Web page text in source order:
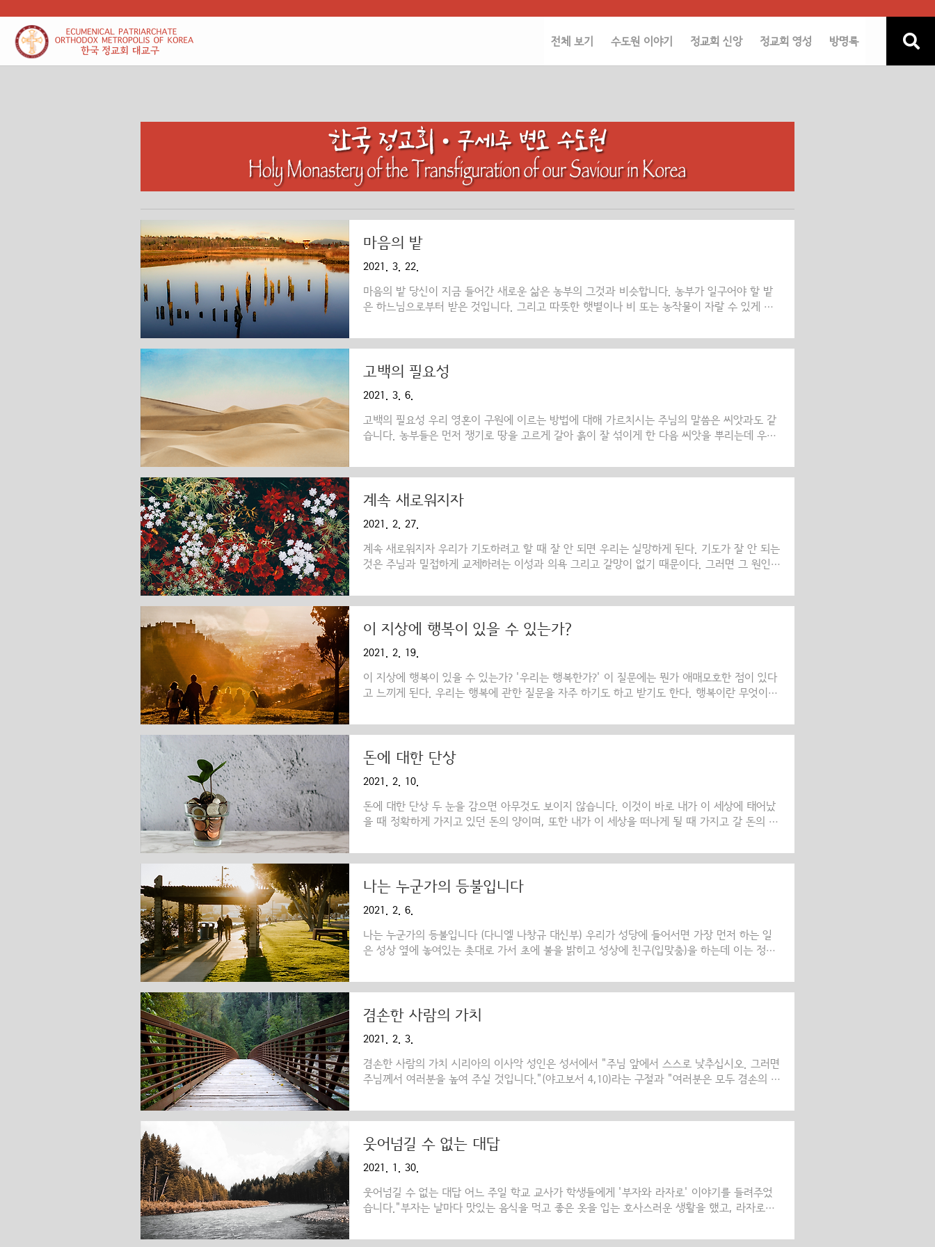
전체 보기 수도원 이야기 정교회 신앙 정교회 영성 방명록
마음의 밭
2021. 3. 22.
마음의 밭 당신이 지금 들어간 새로운 삶은 농부의 그것과 비슷합니다. 농부가 일구어야 할 밭
은 하느님으로부터 받은 것입니다. 그리고 따뜻한 햇볕이나 비 또는 농작물이 자랄 수 있게 하
수확을 얻고자 한다면 끊임없이 잡초를 뽑고 물을 주고 밭을 일구어야 합니다. 그렇게 하지 않
될 것입니다. 농부는 하던 일을 멈추지 말아야 합니다. 그리고 주의를 기울여 예기치 못한 재난
달려 있습니다. 우리가 끊임없이 밤을 새워 가며 돌보아야 할 책임을 ..
고백의 필요성
2021. 3. 6.
고백의 필요성 우리 영혼이 구원에 이르는 방법에 대해 가르치시는 주님의 말씀은 씨앗과도 같
습니다. 농부들은 먼저 쟁기로 땅을 고르게 갈아 흙이 잘 섞이게 한 다음 씨앗을 뿌리는데 우리
에 자신을 갈고닦아 준비시켜야 합니다. 이렇게 해야 말씀이 우리 안에서 잘 자랄 수 있기 때문
인 데 반해서 우리는 스스로 자신을 쟁기로 갈고 흙도 고르고 씨도 뿌릴 수 있는 능동적이고 이
"온 유다 지방과 예루살렘에 사는 모든 사람이 요한에게 와서 죄를 고..
계속 새로워지자
2021. 2. 27.
계속 새로워지자 우리가 기도하려고 할 때 잘 안 되면 우리는 실망하게 된다. 기도가 잘 안 되는
것은 주님과 밀접하게 교제하려는 이성과 의욕 그리고 갈망이 없기 때문이다. 그러면 그 원인은
가 힘들지 않고 뜨겁게 나오려면 거기에는 몇 가지의 전제 조건이 필요하게 된다. 우리의 영적
음에는 성서와 유익한 종교 서적으로 계속 불어넣어 주는 생기가 필요하며, 자기 성찰과 묵상과
한 자신을 단련하며 허황한 생각과 탐욕을 제거하고 믿음을 지켜야..
이 지상에 행복이 있을 수 있는가?
2021. 2. 19.
이 지상에 행복이 있을 수 있는가? '우리는 행복한가?' 이 질문에는 뭔가 애매모호한 점이 있다
고 느끼게 된다. 우리는 행복에 관한 질문을 자주 하기도 하고 받기도 한다. 행복이란 무엇이
문은 애매모호할 수밖에 없다. 돈이 많은 것이 행복일까? 호강하며 잘 지내는 것이 행복일까?
건강해야 있는 것인가? 이 외에도 여러 가지 많은 행복의 조건들이 제기될 수 있을 것이다. 그
있다면, 아플 때는 행복이 없을 것이다. 사랑하는 사람하고 같..
돈에 대한 단상
2021. 2. 10.
돈에 대한 단상 두 눈을 감으면 아무것도 보이지 않습니다. 이것이 바로 내가 이 세상에 태어났
을 때 정확하게 가지고 있던 돈의 양이며, 또한 내가 이 세상을 떠나게 될 때 가지고 갈 돈의 양
롭게 쓰라고 하느님께서 주신 선물들입니다. 모든 악의 뿌리라고 불리는 돈은 가장 먼저 하느님
로소 죄에서 벗어나 새롭게 될 수 있습니다. 하느님께서는 우리가 주기를(to give) 원하십니다.
처럼 주는 행위 또한 마찬가지입니다. 주님께서는 '너..
나는 누군가의 등불입니다
2021. 2. 6.
나는 누군가의 등불입니다 (다니엘 나창규 대신부) 우리가 성당에 들어서면 가장 먼저 하는 일
은 성상 옆에 놓여있는 촛대로 가서 초에 불을 밝히고 성상에 친구(입맞춤)을 하는데 이는 정교
중요합니다. 또한, 매년 부활절에 행해지는 예식에서도 나타나듯이 주님의 부활을 알리는 첫
작됩니다. 그리고 신도들은 성가를 부르며 성당 밖으로 나가서 어두운 세상을 촛불로 밝히는 뜻
었습니다. 맨 앞쪽에서 얼마를 걷다가 이 소녀는 우연히 뒤를 돌아다보고는..
겸손한 사람의 가치
2021. 2. 3.
겸손한 사람의 가치 시리아의 이사악 성인은 성서에서 "주님 앞에서 스스로 낮추십시오. 그러면
주님께서 여러분을 높여 주실 것입니다."(야고보서 4,10)라는 구절과 "여러분은 모두 겸손의 옷
십니다."(베드로 전 5,5)라는 구절에서 영감을 받아 다음과 같이 말했습니다. "그 누구도 겸손
을 사랑하며, 모든 사람도 마찬가지입니다. 겸손한 사람은 모든 사람을 사랑하며 모두가 겸손한
말 한마디 한 마디에 귀를 기울입니다. 겸손한 사람은 말을 ..
웃어넘길 수 없는 대답
2021. 1. 30.
웃어넘길 수 없는 대답 어느 주일 학교 교사가 학생들에게 '부자와 라자로' 이야기를 들려주었
습니다."부자는 날마다 맛있는 음식을 먹고 좋은 옷을 입는 호사스러운 생활을 했고, 라자로는
시간이 흘러 그들에게도 죽을 때가 왔어요. 다른 사람의 어려운 사정은 조금도 알아주지 않고